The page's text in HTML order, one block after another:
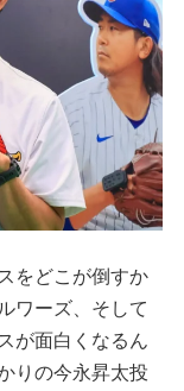
をどこが倒すか
ワーズ、そして
が面白くなるん
りの今永昇太投